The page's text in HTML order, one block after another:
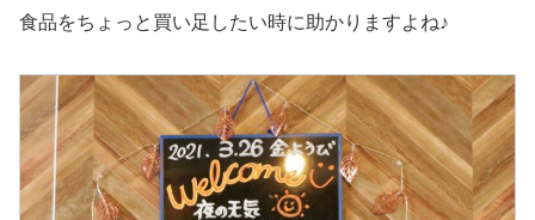
食品をちょっと買い足したい時に助かりますよね♪